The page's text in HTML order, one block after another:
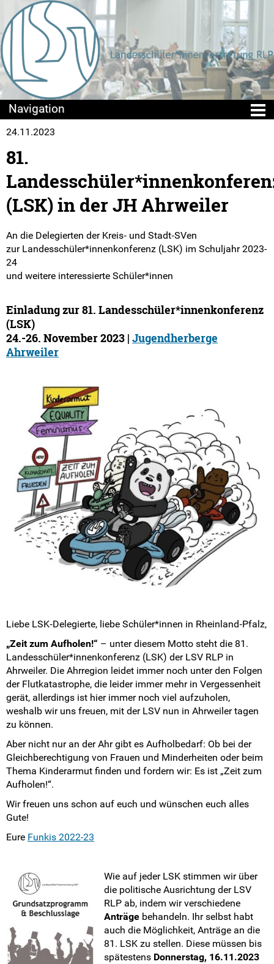
Die LSV
Positionen & Lesestoff
Mach mit!
Sommercamps
Landesarbeitskreise
SV-Arbeit vor Ort
Du hast Recht(e)
Termine
Shop
Kontakt
Intern
24.11.2023
81.
(LSK) in der JH Ahrweiler
An die Delegierten der Kreis‐ und Stadt‐SVen
zur Landesschüler*innenkonferenz (LSK) im Schuljahr 2023-
24
und weitere interessierte Schüler*innen
Einladung zur 81. Landesschüler*innenkonferenz
(LSK)
24.-26. November 2023 | Jugendherberge
Ahrweiler
Liebe LSK‐Delegierte, liebe Schüler*innen in Rheinland‐Pfalz,
„Zeit zum Aufholen!“ – unter diesem Motto steht die 81.
Landesschüler*innenkonferenz (LSK) der LSV RLP in
Ahrweiler. Die Ahrregion leidet immer noch unter den Folgen
der Flutkatastrophe, die leider immer mehr in Vergessenheit
gerät, allerdings ist hier immer noch viel aufzuholen,
weshalb wir uns freuen, mit der LSV nun in Ahrweiler tagen
zu können.
Aber nicht nur an der Ahr gibt es Aufholbedarf: Ob bei der
Gleichberechtigung von Frauen und Minderheiten oder beim
Thema Kinderarmut finden und fordern wir: Es ist „Zeit zum
Aufholen!“.
Wir freuen uns schon auf euch und wünschen euch alles
Gute!
Eure Funkis 2022-23
Wie auf jeder LSK stimmen wir über
die politische Ausrichtung der LSV
RLP ab, indem wir verschiedene
Anträge behandeln. Ihr selbst habt
auch die Möglichkeit, Anträge an die
81. LSK zu stellen. Diese müssen bis
spätestens Donnerstag, 16.11.2023